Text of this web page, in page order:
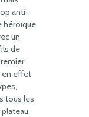
anti-
héroïque
un
de
en effet
tous les